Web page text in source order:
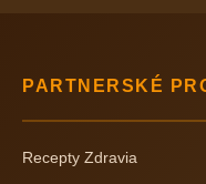
PARTNERSKÉ
Recepty Zdravia